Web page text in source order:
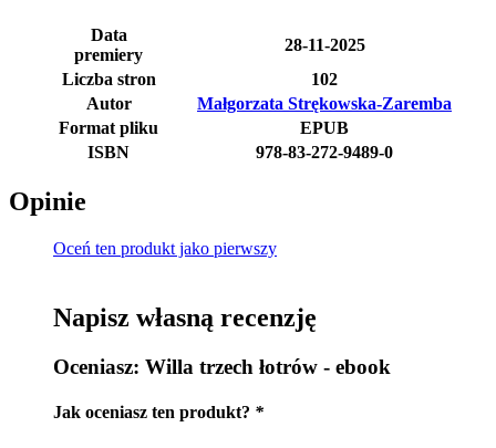
Data
premiery
28-11-2025
Liczba stron
102
Autor
Małgorzata Strękowska-Zaremba
Format pliku
EPUB
ISBN
978-83-272-9489-0
Opinie
Oceń ten produkt jako pierwszy
Napisz własną recenzję
Oceniasz: Willa trzech łotrów - ebook
Jak oceniasz ten produkt? *